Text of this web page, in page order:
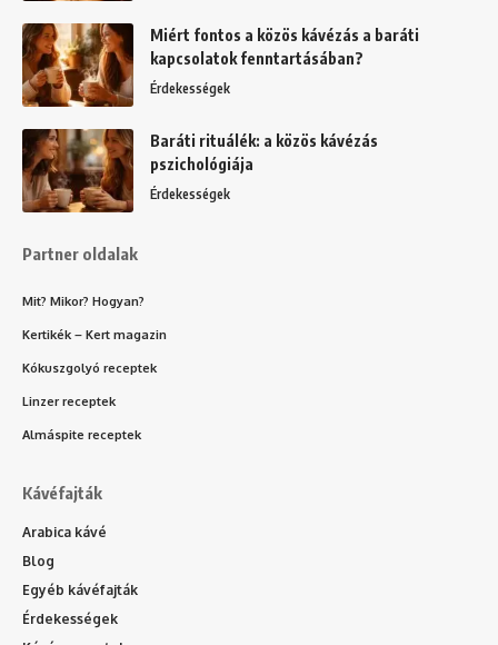
Miért fontos a közös kávézás a baráti
kapcsolatok fenntartásában?
Érdekességek
Baráti rituálék: a közös kávézás
pszichológiája
Érdekességek
Partner oldalak
Mit? Mikor? Hogyan?
Kertikék – Kert magazin
Kókuszgolyó receptek
Linzer receptek
Almáspite receptek
Kávéfajták
Arabica kávé
Blog
Egyéb kávéfajták
Érdekességek